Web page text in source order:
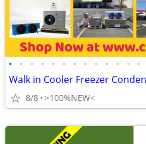
• • • • • • • • • • • • •
8/8 >100%NEW<